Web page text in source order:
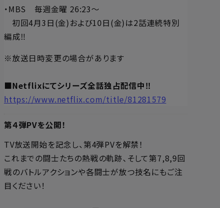
・MBS 毎週金曜 26:23～
初回4月3日(金)および10日(金)は2話連続特別
編成‼
※放送日時変更の場合があります
■Netflixにてシリーズ全話独占配信中‼
https://www.netflix.com/title/81281579
第４弾PVを公開！
TV放送開始を記念し、第4弾PVを解禁！
これまでの闘士たちの熱戦の軌跡、そして第7,8,9回
戦のバトルアクションや各闘士が放つ技名にもご注
目ください！